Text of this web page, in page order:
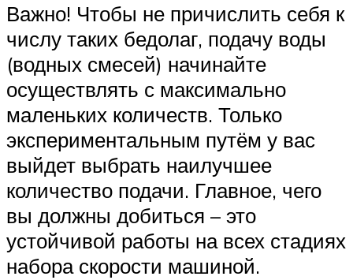
Важно! Чтобы не причислить себя к
числу таких бедолаг, подачу воды
(водных смесей) начинайте
осуществлять с максимально
маленьких количеств. Только
экспериментальным путём у вас
выйдет выбрать наилучшее
количество подачи. Главное, чего
вы должны добиться – это
устойчивой работы на всех стадиях
набора скорости машиной.